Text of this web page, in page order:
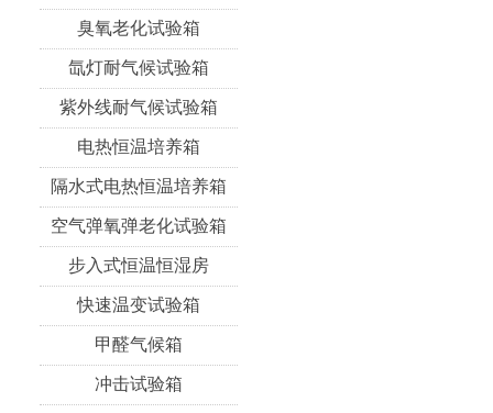
臭氧老化试验箱
氙灯耐气候试验箱
紫外线耐气候试验箱
电热恒温培养箱
隔水式电热恒温培养箱
空气弹氧弹老化试验箱
步入式恒温恒湿房
快速温变试验箱
甲醛气候箱
冲击试验箱